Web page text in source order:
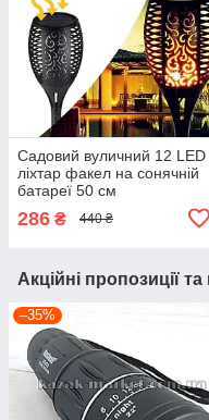
Садовий вуличний 12 LED
ліхтар факел на сонячній
батареї 50 см
водонепроникний ліхтар з
ефектом полум'я, діаметр
286 ₴ 440 ₴
Акційні пропозиції
–35%